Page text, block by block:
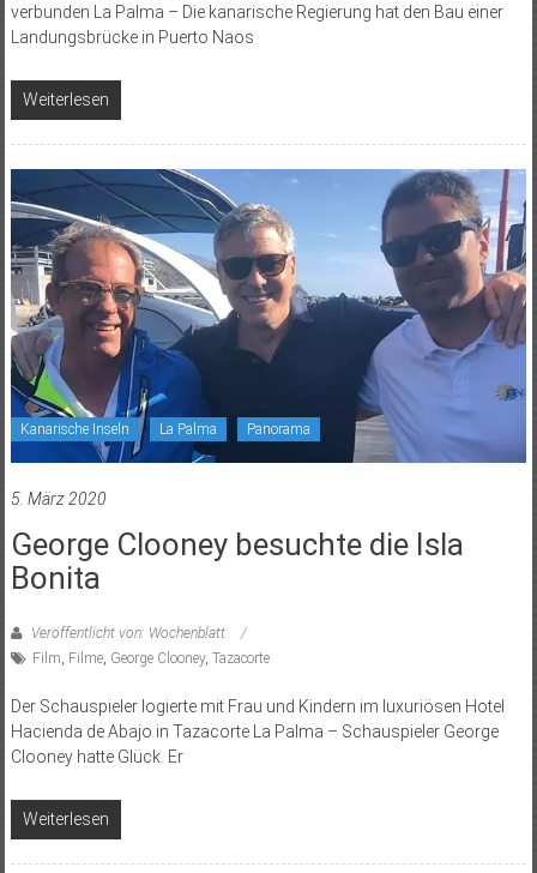
verbunden La Palma – Die kanarische Regierung hat den Bau einer
Landungsbrücke in Puerto Naos
Weiterlesen
Kanarische Inseln La Palma Panorama
5. März 2020
George Clooney besuchte die Isla
Bonita
Veröffentlicht von: Wochenblatt
Film, Filme, George Clooney, Tazacorte
Der Schauspieler logierte mit Frau und Kindern im luxuriösen Hotel
Hacienda de Abajo in Tazacorte La Palma – Schauspieler George
Clooney hatte Glück. Er
Weiterlesen